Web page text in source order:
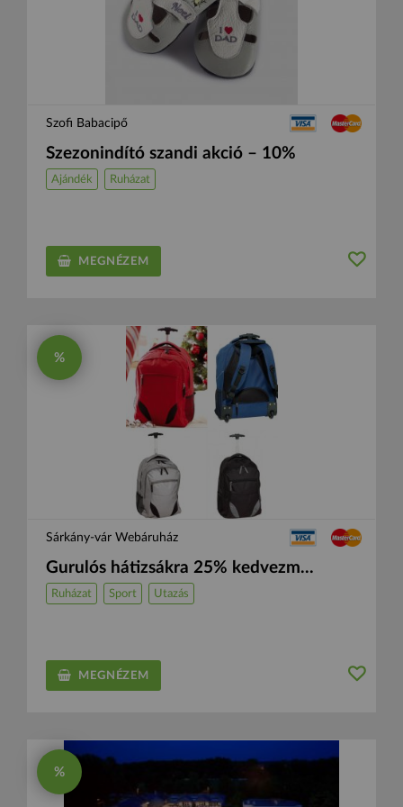
Szofi Babacipő
Szezonindító szandi akció – 10%
Ajándék Ruházat
MEGNÉZEM
%
Sárkány-vár Webáruház
Gurulós hátizsákra 25% kedvezm...
Ruházat Sport Utazás
MEGNÉZEM
%